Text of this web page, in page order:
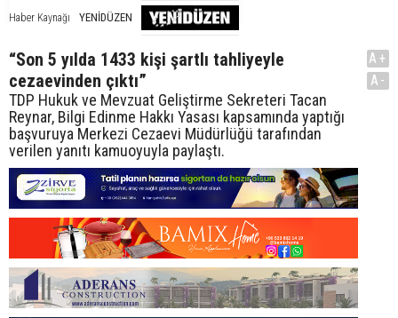
Haber Kaynağı YENİDÜZEN
“Son 5 yılda 1433 kişi şartlı tahliyeyle
cezaevinden çıktı”
TDP Hukuk ve Mevzuat Geliştirme Sekreteri Tacan
Reynar, Bilgi Edinme Hakkı Yasası kapsamında yaptığı
başvuruya Merkezi Cezaevi Müdürlüğü tarafından
verilen yanıtı kamuoyuyla paylaştı.
A+
A-